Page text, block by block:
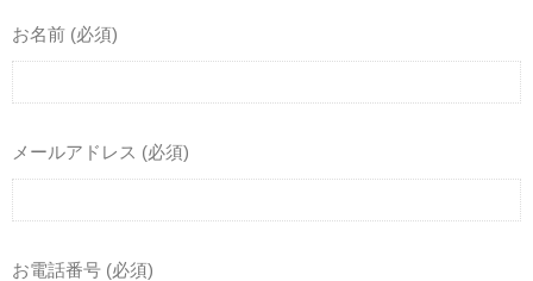
お名前 (必須)
メールアドレス (必須)
お電話番号 (必須)